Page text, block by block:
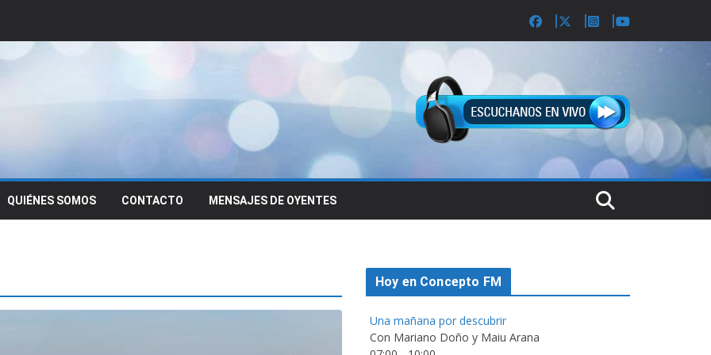
QUIÉNES SOMOS CONTACTO MENSAJES DE OYENTES
Hoy en Concepto FM
Una mañana por descubrir
Con Mariano Doño y Maiu Arana